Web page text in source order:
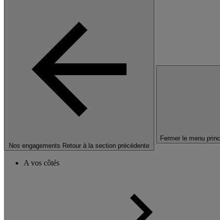
Nos engagements Retour à la section précédente
Fermer le menu
A vos côtés